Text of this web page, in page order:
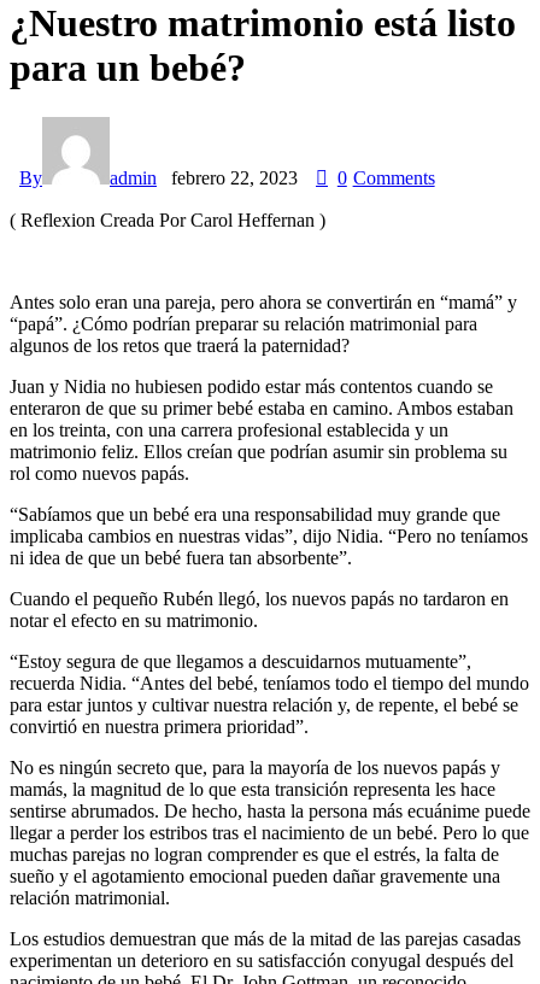
¿Nuestro matrimonio está listo
para un bebé?
By admin febrero 22, 2023 0 Comments
( Reflexion Creada Por Carol Heffernan )
Antes solo eran una pareja, pero ahora se convertirán en “mamá” y
“papá”. ¿Cómo podrían preparar su relación matrimonial para
algunos de los retos que traerá la paternidad?
Juan y Nidia no hubiesen podido estar más contentos cuando se
enteraron de que su primer bebé estaba en camino. Ambos estaban
en los treinta, con una carrera profesional establecida y un
matrimonio feliz. Ellos creían que podrían asumir sin problema su
rol como nuevos papás.
“Sabíamos que un bebé era una responsabilidad muy grande que
implicaba cambios en nuestras vidas”, dijo Nidia. “Pero no teníamos
ni idea de que un bebé fuera tan absorbente”.
Cuando el pequeño Rubén llegó, los nuevos papás no tardaron en
notar el efecto en su matrimonio.
“Estoy segura de que llegamos a descuidarnos mutuamente”,
recuerda Nidia. “Antes del bebé, teníamos todo el tiempo del mundo
para estar juntos y cultivar nuestra relación y, de repente, el bebé se
convirtió en nuestra primera prioridad”.
No es ningún secreto que, para la mayoría de los nuevos papás y
mamás, la magnitud de lo que esta transición representa les hace
sentirse abrumados. De hecho, hasta la persona más ecuánime puede
llegar a perder los estribos tras el nacimiento de un bebé. Pero lo que
muchas parejas no logran comprender es que el estrés, la falta de
sueño y el agotamiento emocional pueden dañar gravemente una
relación matrimonial.
Los estudios demuestran que más de la mitad de las parejas casadas
experimentan un deterioro en su satisfacción conyugal después del